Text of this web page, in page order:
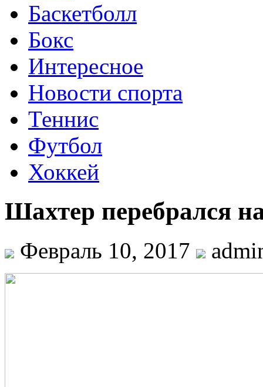
Баскетболл
Бокс
Интересное
Новости спорта
Теннис
Футбол
Хоккей
Шахтер перебрался
Февраль 10, 2017